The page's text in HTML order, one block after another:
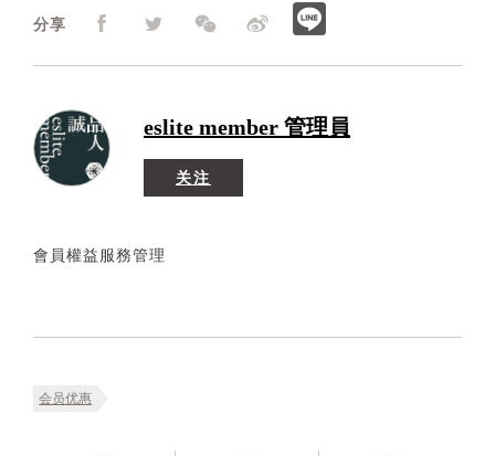
分享
eslite member 管理員
关注
會員權益服務管理
会员优惠